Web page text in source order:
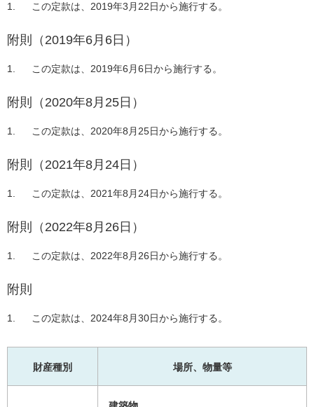
この定款は、2019年3月22日から施行する。
附則（2019年6月6日）
この定款は、2019年6月6日から施行する。
附則（2020年8月25日）
この定款は、2020年8月25日から施行する。
附則（2021年8月24日）
この定款は、2021年8月24日から施行する。
附則（2022年8月26日）
この定款は、2022年8月26日から施行する。
附則
この定款は、2024年8月30日から施行する。
財産種別 場所、物量等